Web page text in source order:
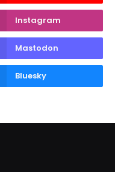
Instagram
Mastodon
Bluesky